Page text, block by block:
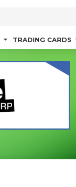
TRADING CARDS